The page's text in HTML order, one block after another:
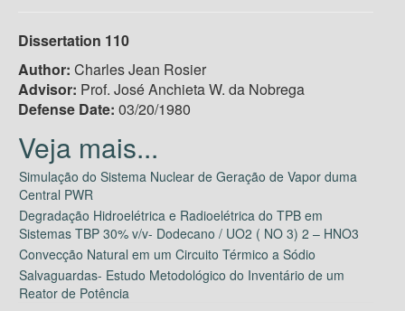
Dissertation 110
Author: Charles Jean Rosier
Advisor: Prof. José Anchieta W. da Nobrega
Defense Date: 03/20/1980
Simulação do Sistema Nuclear de Geração de Vapor duma
Central PWR
Degradação Hidroelétrica e Radioelétrica do TPB em
Sistemas TBP 30% v/v- Dodecano / UO2 ( NO 3) 2 – HNO3
Convecção Natural em um Circuito Térmico a Sódio
Salvaguardas- Estudo Metodológico do Inventário de um
Reator de Potência